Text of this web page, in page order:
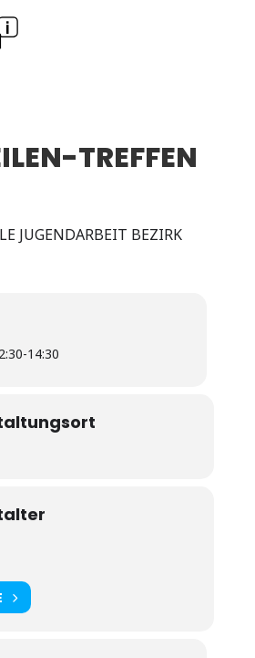
TREFFEN
JUGENDARBEIT BEZIRK
-14:30